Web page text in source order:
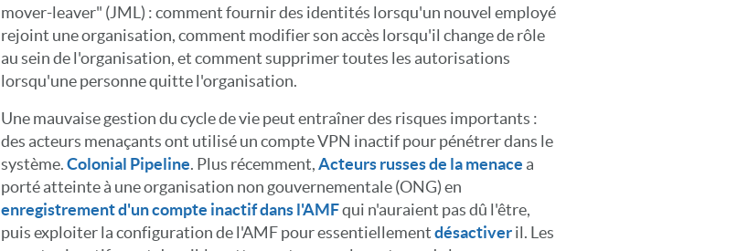
mover-leaver" (JML) : comment fournir des identités lorsqu'un nouvel employé
rejoint une organisation, comment modifier son accès lorsqu'il change de rôle
au sein de l'organisation, et comment supprimer toutes les autorisations
lorsqu'une personne quitte l'organisation.
Une mauvaise gestion du cycle de vie peut entraîner des risques importants :
des acteurs menaçants ont utilisé un compte VPN inactif pour pénétrer dans le
système.Colonial Pipeline. Plus récemment,Acteurs russes de la menace a
porté atteinte à une organisation non gouvernementale (ONG) en
enregistrement d'un compte inactif dans l'AMFqui n'auraient pas dû l'être,
puis exploiter la configuration de l'AMF pour essentiellementdésactiveril. Les